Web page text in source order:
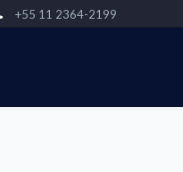
+55 11 2364-2199